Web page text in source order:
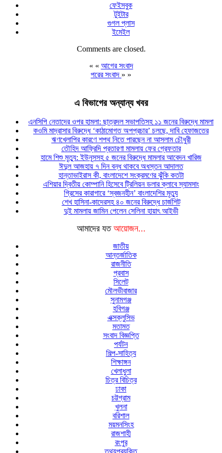
ফেইসবুক
টুইটার
গুগল প্লাস
ইমেইল
Comments are closed.
« « আগের সংবাদ
পরের সংবাদ » »
এ বিভাগের অন্যান্য খবর
এনসিপি নেতাদের ওপর হামলা: ছাত্রদল সভাপতিসহ ১১ জনের বিরুদ্ধে মামলা
কওমি মাদ্রাসার বিরুদ্ধে ‘কাঠামোগত অপপ্রচার’ চলছে, দাবি হেফাজতের
ঋণখেলাপির কারণে শপথ নিতে পারছেন না আসলাম চৌধুরী
তৌহিদ আফ্রিদি প্রতারণা মামলায় ফের গ্রেফতার
হামে শিশু মৃত্যু: ইউনূসসহ ৫ জনের বিরুদ্ধে মামলার আবেদন খারিজ
ঈদুল আজহায় ৭ দিন বন্ধ থাকবে অধস্তন আদালত
হান্তাভাইরাস কী, বাংলাদেশে সংক্রমণের ঝুঁকি কতটা
এশিয়ার দ্বিতীয় কোম্পানি হিসেবে ট্রিলিয়ন ডলার ক্লাবে স্যামসাং
গ্রিসের কারাগারে ‘স্বজনহীন’ বাংলাদেশির মৃত্যু
শেখ হাসিনা-কাদেরসহ ৪০ জনের বিরুদ্ধে চার্জশিট
দুই মামলায় জামিন পেলেন সেলিনা হায়াৎ আইভী
আমাদের যত আয়োজন...
জাতীয়
আন্তর্জাতিক
রাজনীতি
প্রবাস
সিলেট
মৌলভীবাজার
সুনামগঞ্জ
হবিগঞ্জ
এক্সক্লুসিভ
মতামত
সংবাদ বিজ্ঞপ্তি
পর্যটন
শিল্প-সাহিত্য
শিক্ষাঙ্গন
খেলাধুলা
চিত্র বিচিত্র
ঢাকা
চট্টগ্রাম
খুলনা
বরিশাল
ময়মনসিংহ
রাজশাহী
রংপুর